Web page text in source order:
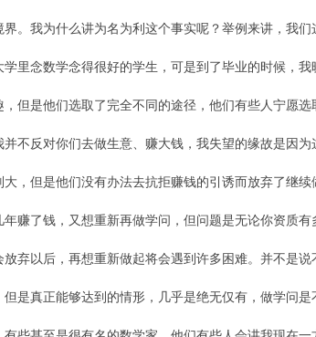
界。我为什么讲为名为利这个事实呢？举例来讲，我们
学里念数学念得很好的学生，可是到了毕业的时候，我
但是他们选取了完全不同的途径，他们有些人宁愿选
并不反对你们去做生意、赚大钱，我失望的缘故是因为
，但是他们没有办法去抗拒赚钱的引诱而放弃了继续
年赚了钱，又想重新再做学问，但问题是无论你资质有
放弃以后，再想重新做起将会遇到许多困难。并不是说
但是真正能够达到的情形，几乎是绝无仅有，做学问是